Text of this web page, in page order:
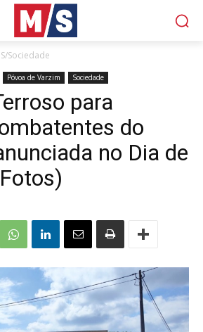
Sociedade
Póvoa de Varzim Sociedade
para
do
no Dia de